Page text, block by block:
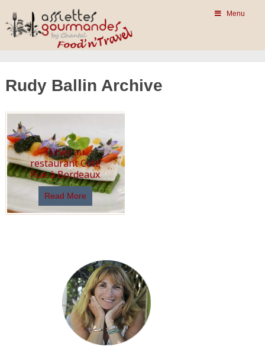
Menu
Rudy Ballin Archive
Dîner au
restaurant Coté
Rue à Bordeaux
Read More